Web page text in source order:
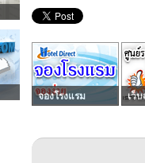
จองโรงแรม เว็บ